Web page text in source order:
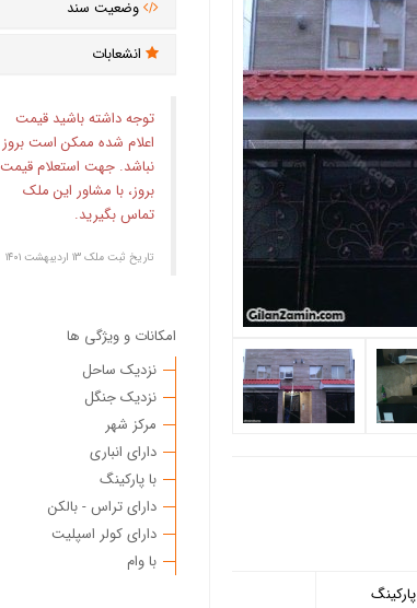
پارکینگ
وضعیت سند
انشعابات
توجه داشته باشید قیمت
اعلام شده ممکن است بروز
نباشد. جهت استعلام قیمت
بروز، با مشاور این ملک
تماس بگیرید.
تاریخ ثبت ملک ۱۳ ارديبهشت ۱۴۰۱
امکانات و ویژگی ها
نزدیک ساحل
نزدیک جنگل
مرکز شهر
دارای انباری
با پارکینگ
دارای تراس - بالکن
دارای کولر اسپلیت
با وام